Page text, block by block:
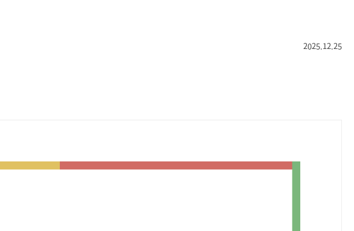
2025.12.25